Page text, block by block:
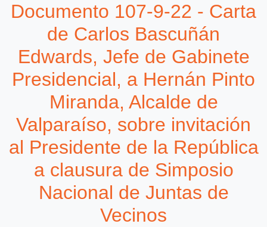
31 más...
Documento 107-9-22 - Carta
de Carlos Bascuñán
Edwards, Jefe de Gabinete
Presidencial, a Hernán Pinto
Miranda, Alcalde de
Valparaíso, sobre invitación
al Presidente de la República
a clausura de Simposio
Nacional de Juntas de
Vecinos